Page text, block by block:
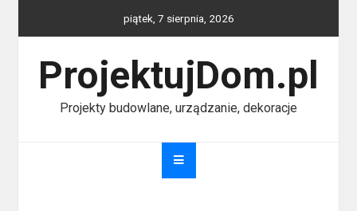
piątek, 7 sierpnia, 2026
ProjektujDom.pl
Projekty budowlane, urządzanie, dekoracje